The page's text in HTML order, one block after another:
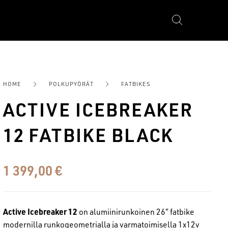
FATBIKES
HOME POLKUPYÖRÄT FATBIKES
ACTIVE ICEBREAKER
12 FATBIKE BLACK
1 399,00€
Active Icebreaker 12 on alumiinirunkoinen 26″ fatbike
modernilla runkogeometrialla ja varmatoimisella 1x12v